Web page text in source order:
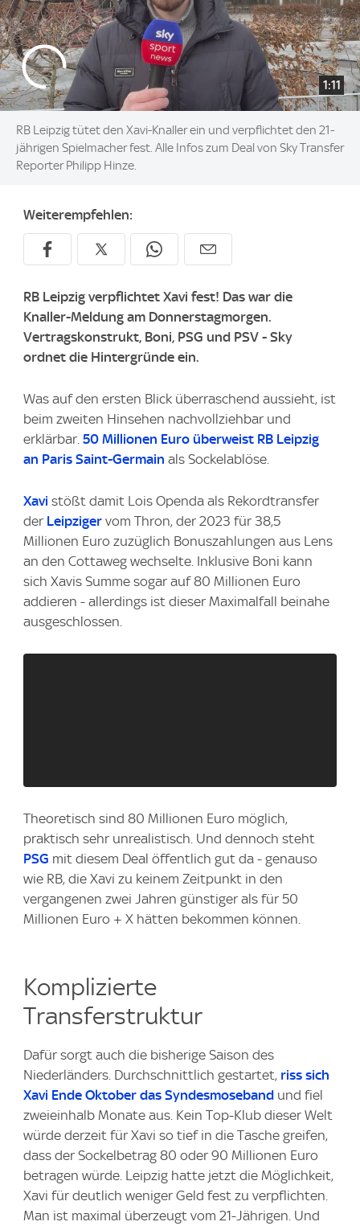
1:11
RB Leipzig tütet den Xavi-Knaller ein und verpflichtet den 21-
jährigen Spielmacher fest. Alle Infos zum Deal von Sky Transfer
Reporter Philipp Hinze.
Weiterempfehlen:
RB Leipzig verpflichtet Xavi fest! Das war die
Knaller-Meldung am Donnerstagmorgen.
Vertragskonstrukt, Boni, PSG und PSV - Sky
ordnet die Hintergründe ein.
Was auf den ersten Blick überraschend aussieht, ist
beim zweiten Hinsehen nachvollziehbar und
erklärbar. 50 Millionen Euro überweist RB Leipzig
an Paris Saint-Germain als Sockelablöse.
Xavi stößt damit Lois Openda als Rekordtransfer
der Leipziger vom Thron, der 2023 für 38,5
Millionen Euro zuzüglich Bonuszahlungen aus Lens
an den Cottaweg wechselte. Inklusive Boni kann
sich Xavis Summe sogar auf 80 Millionen Euro
addieren - allerdings ist dieser Maximalfall beinahe
ausgeschlossen.
Theoretisch sind 80 Millionen Euro möglich,
praktisch sehr unrealistisch. Und dennoch steht
PSG mit diesem Deal öffentlich gut da - genauso
wie RB, die Xavi zu keinem Zeitpunkt in den
vergangenen zwei Jahren günstiger als für 50
Millionen Euro + X hätten bekommen können.
Komplizierte
Transferstruktur
Dafür sorgt auch die bisherige Saison des
Niederländers. Durchschnittlich gestartet, riss sich
Xavi Ende Oktober das Syndesmoseband und fiel
zweieinhalb Monate aus. Kein Top-Klub dieser Welt
würde derzeit für Xavi so tief in die Tasche greifen,
dass der Sockelbetrag 80 oder 90 Millionen Euro
betragen würde. Leipzig hatte jetzt die Möglichkeit,
Xavi für deutlich weniger Geld fest zu verpflichten.
Man ist maximal überzeugt vom 21-Jährigen. Und